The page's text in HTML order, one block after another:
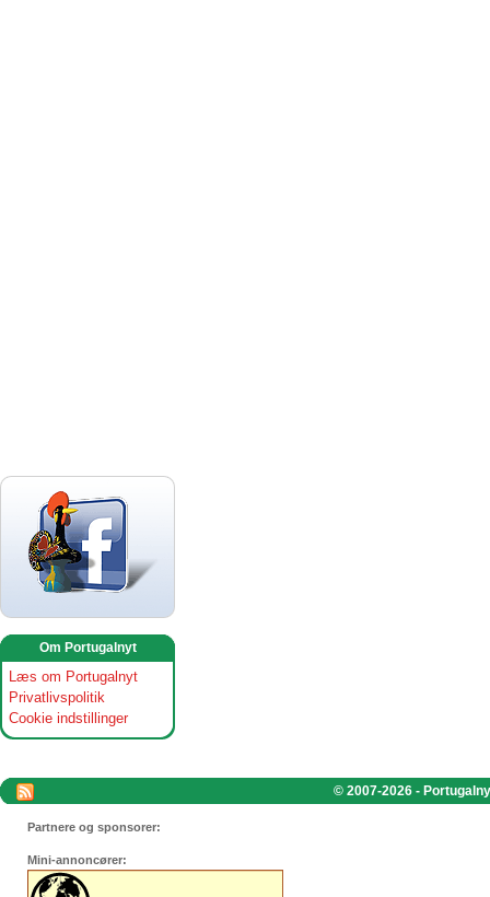
Om Portugalnyt
Læs om Portugalnyt
Privatlivspolitik
Cookie indstillinger
© 2007-2026 -
Partnere og sponsorer:
Mini-annoncører: